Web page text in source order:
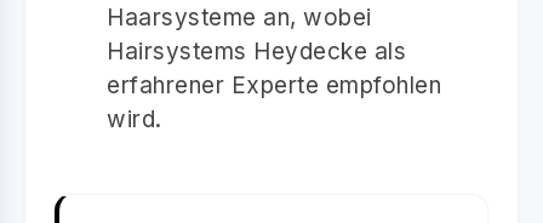
Haarsysteme an, wobei
Hairsystems Heydecke als
erfahrener Experte empfohlen
wird.